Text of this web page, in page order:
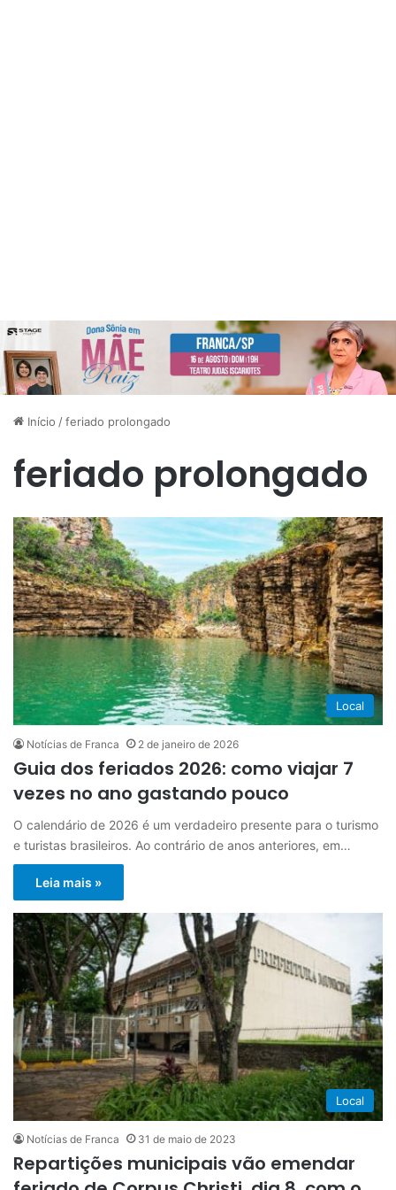
Início /feriado prolongado
feriado prolongado
Local
Notícias de Franca 2 de janeiro de 2026
Guia dos feriados 2026: como viajar 7
vezes no ano gastando pouco
O calendário de 2026 é um verdadeiro presente para o turismo
e turistas brasileiros. Ao contrário de anos anteriores, em…
Leia mais »
Local
Notícias de Franca 31 de maio de 2023
Repartições municipais vão emendar